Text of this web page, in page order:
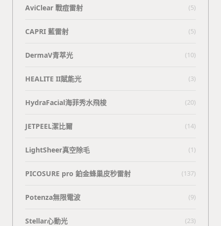
AviClear 戰痘雷射 (5)
CAPRI 藍雷射 (5)
DermaV青萃光 (10)
HEALITE II賦能光 (3)
HydraFacial海菲秀水飛梭 (20)
JETPEEL潔比爾 (14)
LightSheer真空除毛 (1)
PICOSURE pro 鉑金蜂巢皮秒雷射 (137)
Potenza無限電波 (9)
Stellar心動光 (23)